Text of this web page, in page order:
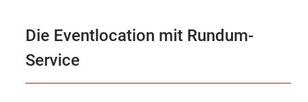
Die Eventlocation mit Rundum-
Service